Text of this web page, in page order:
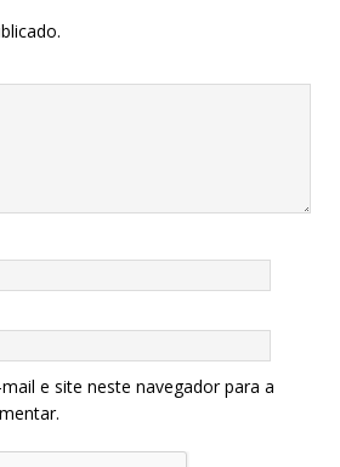
e site neste navegador para a